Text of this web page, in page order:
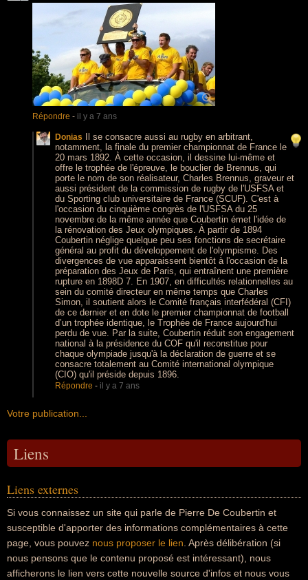
Répondre - il y a 7 ans
Donias
Il se consacre aussi au rugby en arbitrant,
notamment, la finale du premier championnat de France le
20 mars 1892. À cette occasion, il dessine lui-même et
offre le trophée de l'épreuve, le bouclier de Brennus, qui
porte le nom de son réalisateur, Charles Brennus, graveur et
aussi président de la commission de rugby de l'USFSA et
du Sporting club universitaire de France (SCUF). C'est à
l'occasion du cinquième congrès de l'USFSA du 25
novembre de la même année que Coubertin émet l'idée de
la rénovation des Jeux olympiques. À partir de 1894
Coubertin néglige quelque peu ses fonctions de secrétaire
général au profit du développement de l'olympisme. Des
divergences de vue apparaissent bientôt à l'occasion de la
préparation des Jeux de Paris, qui entraînent une première
rupture en 1898D 7. En 1907, en difficultés relationnelles au
sein du comité directeur en même temps que Charles
Simon, il soutient alors le Comité français interfédéral (CFI)
de ce dernier et en dote le premier championnat de football
d’un trophée identique, le Trophée de France aujourd'hui
perdu de vue. Par la suite, Coubertin réduit son engagement
national à la présidence du COF qu'il reconstitue pour
chaque olympiade jusqu'à la déclaration de guerre et se
consacre totalement au Comité international olympique
(CIO) qu'il préside depuis 1896.
Répondre - il y a 7 ans
Votre publication...
Liens
Liens externes
Si vous connaissez un site qui parle de Pierre De Coubertin et
susceptible d'apporter des informations complémentaires à cette
page, vous pouvez nous proposer le lien . Après délibération (si
nous pensons que le contenu proposé est intéressant), nous
afficherons le lien vers cette nouvelle source d'infos et nous vous